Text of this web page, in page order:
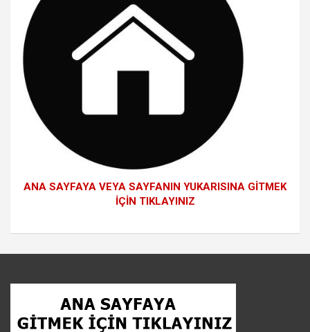
ANA SAYFAYA VEYA SAYFANIN YUKARISINA GİTMEK
İÇİN TIKLAYINIZ